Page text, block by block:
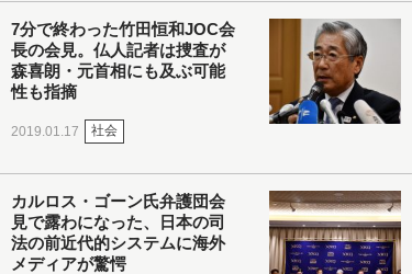
7分で終わった竹田恒和JOC会
長の会見。仏人記者は捜査が
森喜朗・元首相にも及ぶ可能
性も指摘
2019.01.17 社会
カルロス・ゴーン氏弁護団会
見で露わになった、日本の司
法の前近代的システムに海外
メディアが驚愕